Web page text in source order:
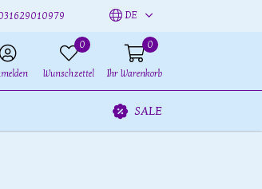
DE
0
Wunschzettel
0
Ihr Warenkorb
SALE